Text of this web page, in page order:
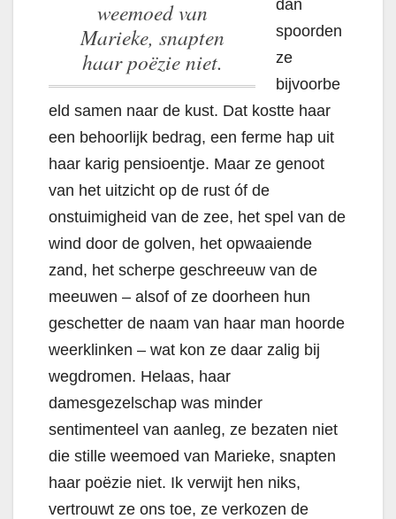
weemoed van
Marieke, snapten
haar poëzie niet.
dan
spoorden
ze
bijvoorbe
eld samen naar de kust. Dat kostte haar
een behoorlijk bedrag, een ferme hap uit
haar karig pensioentje. Maar ze genoot
van het uitzicht op de rust óf de
onstuimigheid van de zee, het spel van de
wind door de golven, het opwaaiende
zand, het scherpe geschreeuw van de
meeuwen – alsof of ze doorheen hun
geschetter de naam van haar man hoorde
weerklinken – wat kon ze daar zalig bij
wegdromen. Helaas, haar
damesgezelschap was minder
sentimenteel van aanleg, ze bezaten niet
die stille weemoed van Marieke, snapten
haar poëzie niet. Ik verwijt hen niks,
vertrouwt ze ons toe, ze verkozen de